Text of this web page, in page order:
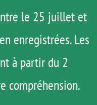
le 25 juillet et
enregistrées. Les
à partir du 2
compréhension.
Menu